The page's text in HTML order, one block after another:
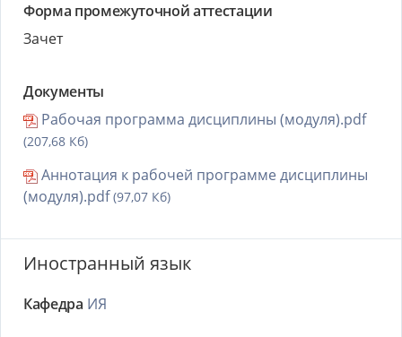
Форма промежуточной аттестации
Зачет
Документы
Рабочая программа дисциплины (модуля).pdf
(207,68 Кб)
Аннотация к рабочей программе дисциплины
(модуля).pdf(97,07 Кб)
Иностранный язык
Кафедра ИЯ